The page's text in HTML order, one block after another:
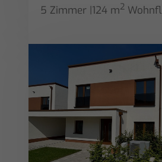
5 Zimmer |124 m2